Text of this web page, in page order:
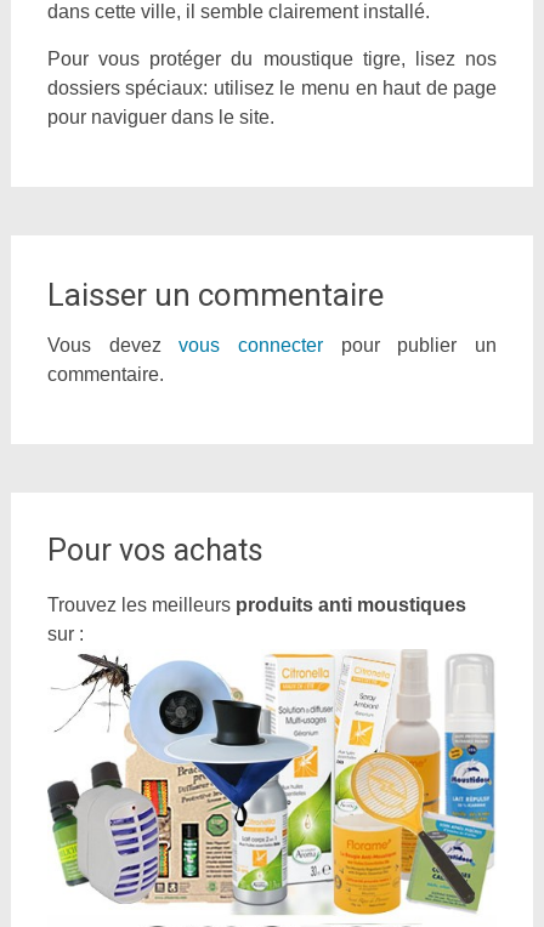
dans cette ville, il semble clairement installé.
Pour vous protéger du moustique tigre, lisez nos
dossiers spéciaux: utilisez le menu en haut de page
pour naviguer dans le site.
Laisser un commentaire
Vous devezvous connecter pour publier un
commentaire.
Pour vos achats
Trouvez les meilleurs produits anti moustiques
sur :